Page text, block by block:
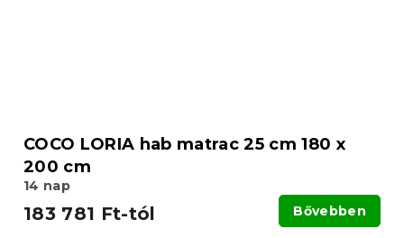
COCO LORIA hab matrac 25 cm 180 x
200 cm
14 nap
183 781 Ft-tól Bővebben